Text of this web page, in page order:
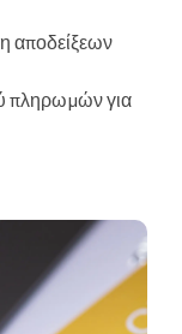
αποδείξεων
πληρωμών για